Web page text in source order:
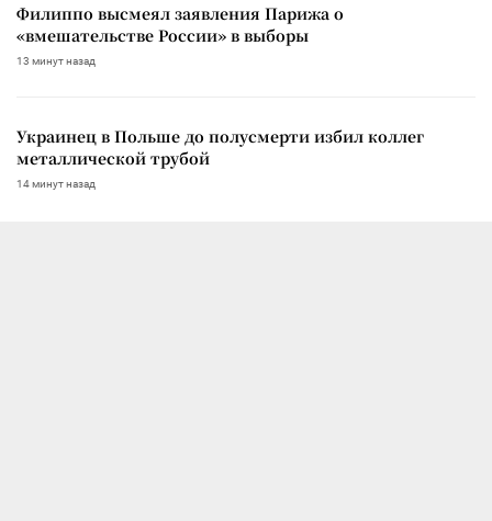
Филиппо высмеял заявления Парижа о
«вмешательстве России» в выборы
13 минут назад
Украинец в Польше до полусмерти избил коллег
металлической трубой
14 минут назад